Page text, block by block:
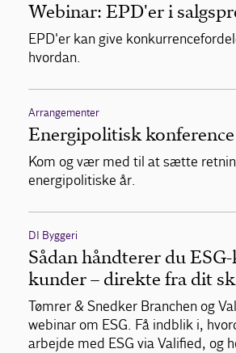
Webinar: EPD'er i
EPD'er kan give
hvordan.
Arrangementer
Energipolitisk konference
Kom og vær med til at sætte
energipolitiske år.
DI Byggeri
Sådan håndterer du
kunder – direkte fra dit
Tømrer & Snedker Branchen og
webinar om ESG. Få indblik i,
arbejde med ESG via Valified, og